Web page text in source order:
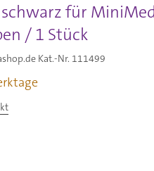
für MiniMed
/ 1 Stück
Kat.-Nr. 111499